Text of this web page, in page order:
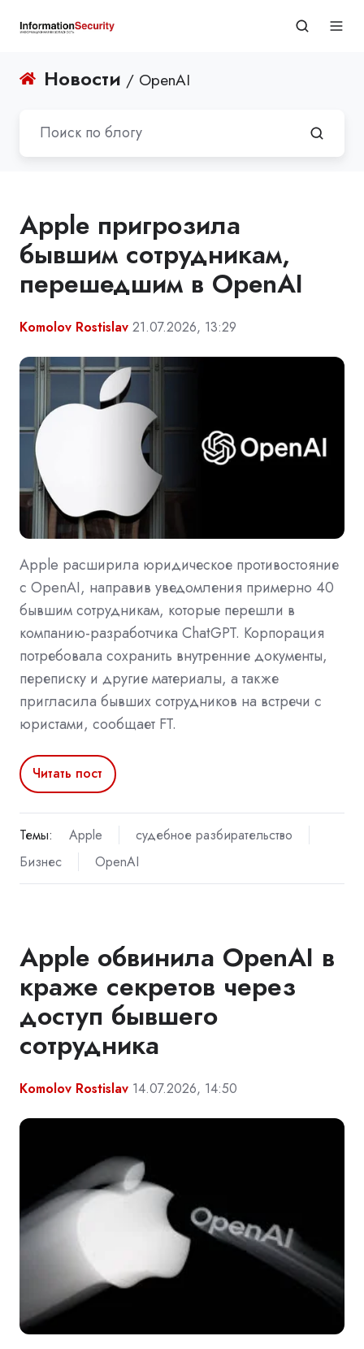
Новости / OpenAI
Apple пригрозила
бывшим сотрудникам,
перешедшим в OpenAI
Komolov Rostislav 21.07.2026, 13:29
Apple расширила юридическое противостояние
с OpenAI, направив уведомления примерно 40
бывшим сотрудникам, которые перешли в
компанию-разработчика ChatGPT. Корпорация
потребовала сохранить внутренние документы,
переписку и другие материалы, а также
пригласила бывших сотрудников на встречи с
юристами, сообщает FT.
Читать пост
Темы: Apple
судебное разбирательство
Бизнес
OpenAI
Apple обвинила OpenAI в
краже секретов через
доступ бывшего
сотрудника
Komolov Rostislav 14.07.2026, 14:50